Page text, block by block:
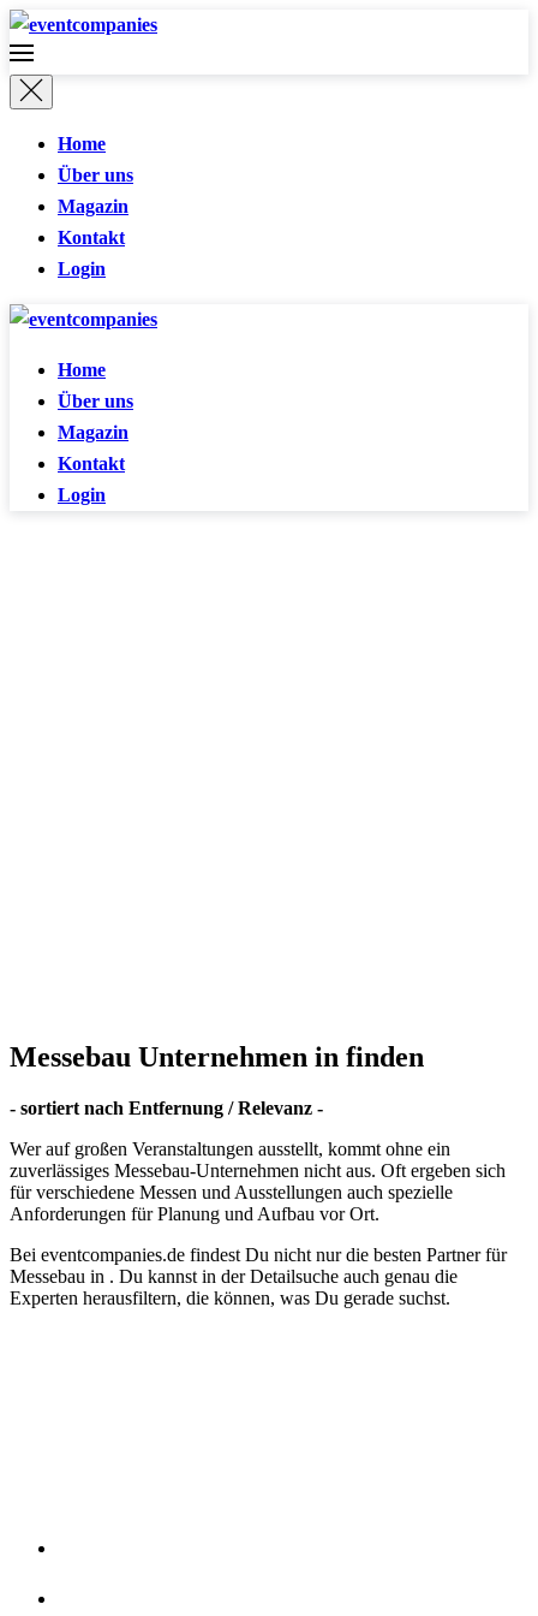
Home
Über uns
Magazin
Kontakt
Login
Home
Über uns
Magazin
Kontakt
Login
Messebau Unternehmen in finden
- sortiert nach Entfernung / Relevanz -
Wer auf großen Veranstaltungen ausstellt, kommt ohne ein
zuverlässiges Messebau-Unternehmen nicht aus. Oft ergeben sich
für verschiedene Messen und Ausstellungen auch spezielle
Anforderungen für Planung und Aufbau vor Ort.
Bei eventcompanies.de findest Du nicht nur die besten Partner für
Messebau in . Du kannst in der Detailsuche auch genau die
Experten herausfiltern, die können, was Du gerade suchst.